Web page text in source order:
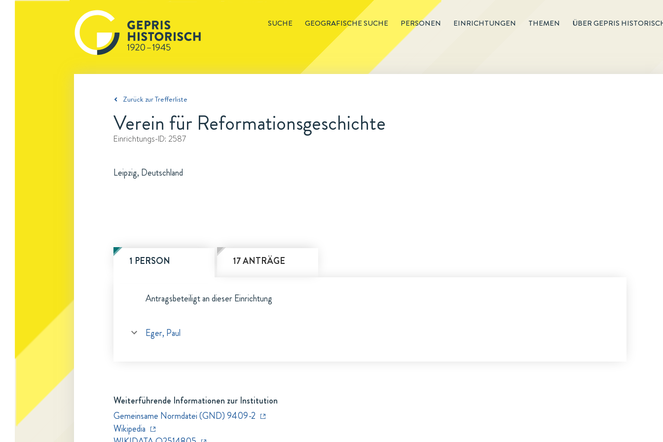
SUCHE GEOGRAFISCHE SUCHE PERSONEN EINRICHTUNGEN THEMEN ÜBER GEPRIS
Zurück zur Trefferliste
Verein für Reformationsgeschichte
Einrichtungs-ID: 2587
Leipzig, Deutschland
1 PERSON 17 ANTRÄGE
Antragsbeteiligt an dieser Einrichtung
Eger, Paul
Weiterführende Informationen zur Institution
Gemeinsame Normdatei (GND) 9409-2
Wikipedia